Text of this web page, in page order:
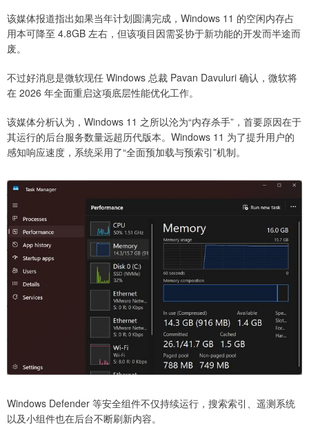
该媒体报道指出如果当年计划圆满完成，Windows 11 的空闲内存占
用本可降至 4.8GB 左右，但该项目因需妥协于新功能的开发而半途而
废。
不过好消息是微软现任 Windows 总裁 Pavan Davuluri 确认，微软将
在 2026 年全面重启这项底层性能优化工作。
该媒体分析认为，Windows 11 之所以沦为“内存杀手”，首要原因在于
其运行的后台服务数量远超历代版本。Windows 11 为了提升用户的
感知响应速度，系统采用了“全面预加载与预索引”机制。
Windows Defender 等安全组件不仅持续运行，搜索索引、遥测系统
以及小组件也在后台不断刷新内容。